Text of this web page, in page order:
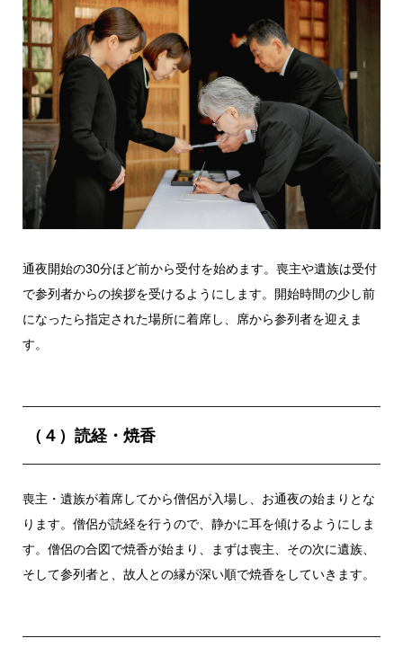
通夜開始の30分ほど前から受付を始めます。喪主や遺族は受付
で参列者からの挨拶を受けるようにします。開始時間の少し前
になったら指定された場所に着席し、席から参列者を迎えま
す。
（４）読経・焼香
喪主・遺族が着席してから僧侶が入場し、お通夜の始まりとな
ります。僧侶が読経を行うので、静かに耳を傾けるようにしま
す。僧侶の合図で焼香が始まり、まずは喪主、その次に遺族、
そして参列者と、故人との縁が深い順で焼香をしていきます。